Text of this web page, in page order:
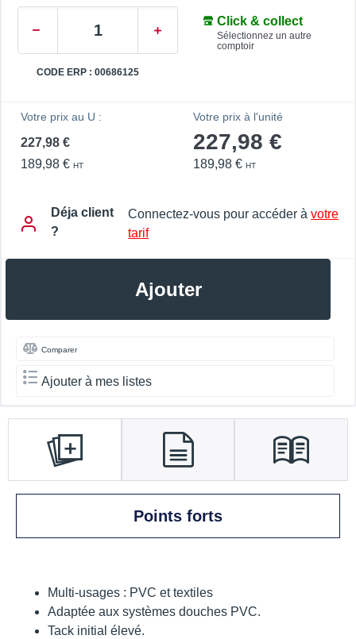
CODE ERP : 00686125
Click & collect
Sélectionnez un autre
comptoir
Votre prix au U :
227,98 €
189,98 € HT
Votre prix à l'unité
227,98 €
189,98 € HT
Déja client
?
Connectez-vous pour accéder àvotre
tarif
Ajouter
Comparer
Ajouter à mes listes
Points forts
Multi-usages : PVC et textiles
Adaptée aux systèmes douches PVC.
Tack initial élevé.